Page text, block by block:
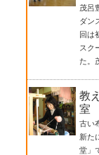
茂呂
ダン
回は
スク
た。
教
室
古い
新た
堂」